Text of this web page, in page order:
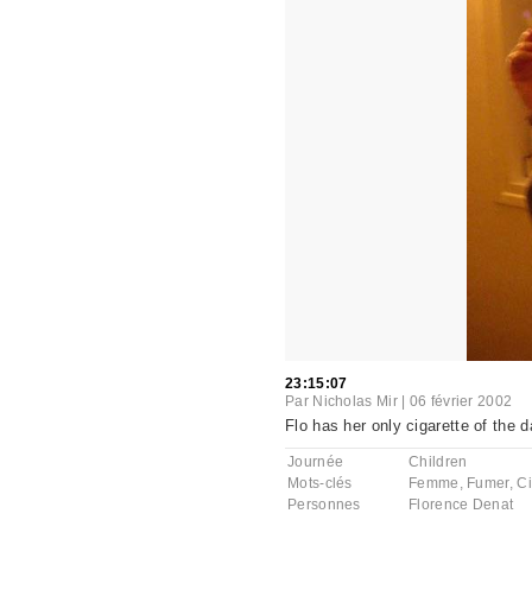
23:15:07
Par Nicholas Mir| 06 février 2002
Flo has her only cigarette of the
Journée
Children
Mots-clés
Femme , Fumer,
Personnes
Florence Denat